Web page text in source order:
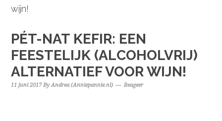
wijn!
PÉT-NAT KEFIR: EEN
FEESTELIJK (ALCOHOLVRIJ)
ALTERNATIEF VOOR WIJN!
11 juni 2017ByAndrea (Anniepannie.nl) Reageer